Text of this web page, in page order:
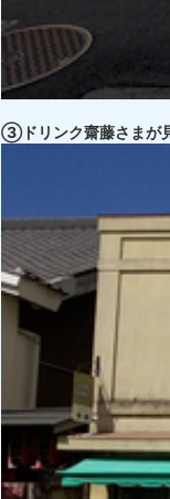
③ドリンク齋藤さまが